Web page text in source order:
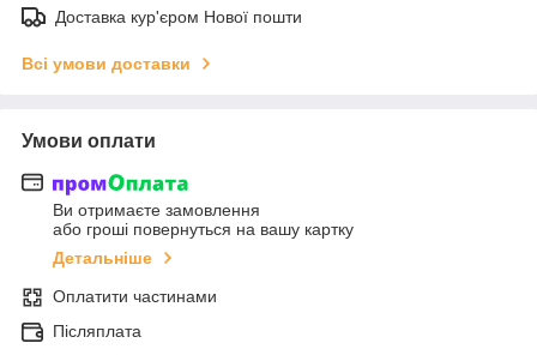
Доставка кур'єром Нової пошти
Всі умови доставки
Умови оплати
Ви отримаєте замовлення
або гроші повернуться на вашу картку
Детальніше
Оплатити частинами
Післяплата